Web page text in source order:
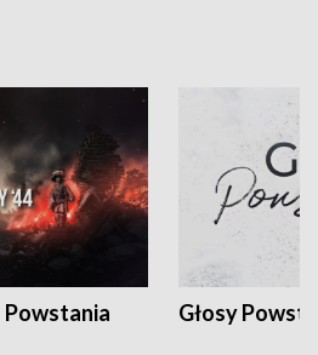
Powstania
Głosy